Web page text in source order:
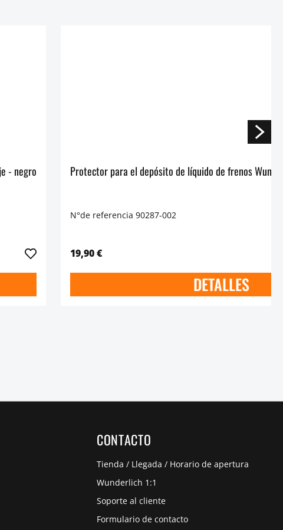
Protecciones Wunderlich DOUBLESHOCK para eje - negro Protector para el depósito de líquido de frenos
N°de referencia 90287-002
19,90 €
DETALLES
CONTACTO
Tienda / Llegada / Horario de apertura
Wunderlich 1:1
Soporte al cliente
Formulario de contacto